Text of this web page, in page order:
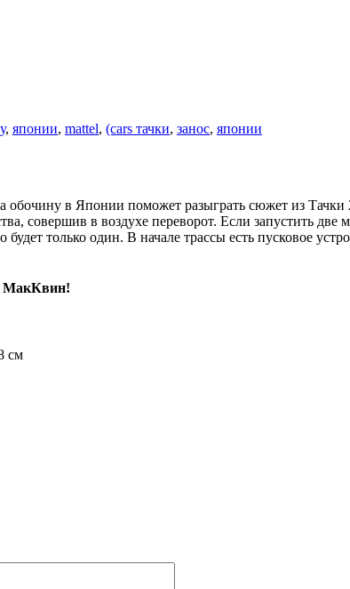
, японии, mattel, (cars тачки, занос, японии
обочину в Японии поможет разыграть сюжет из
совершив в воздухе переворот. Если запустить
будет только один. В начале трассы есть пусковое
МакКвин!
см